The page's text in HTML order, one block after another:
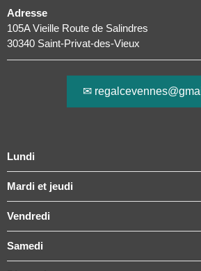
Adresse
105A Vieille Route de Salindres
30340 Saint-Privat-des-Vieux
✉
Lundi
Mardi et jeudi
Vendredi
Samedi